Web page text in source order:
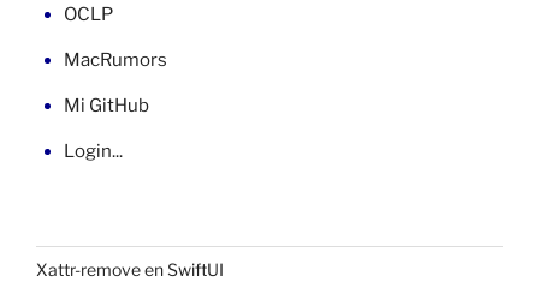
OCLP
MacRumors
Mi GitHub
Login...
Xattr-remove en SwiftUI